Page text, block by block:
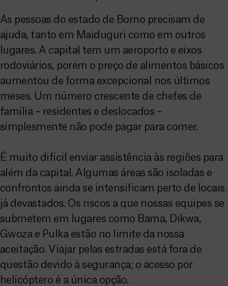
As pessoas do estado de Borno precisam de
ajuda, tanto em Maiduguri como em outros
lugares. A capital tem um aeroporto e eixos
rodoviários, porém o preço de alimentos básicos
aumentou de forma excepcional nos últimos
meses. Um número crescente de chefes de
família – residentes e deslocados –
simplesmente não pode pagar para comer.
É muito difícil enviar assistência às regiões para
além da capital. Algumas áreas são isoladas e
confrontos ainda se intensificam perto de locais
já devastados. Os riscos a que nossas equipes se
submetem em lugares como Bama, Dikwa,
Gwoza e Pulka estão no limite da nossa
aceitação. Viajar pelas estradas está fora de
questão devido à segurança; o acesso por
helicóptero é a única opção.